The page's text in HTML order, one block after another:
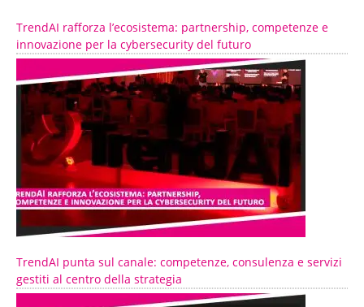
TrendAI rafforza l’ecosistema: partnership, competenze e
innovazione per la cybersecurity del futuro
TrendAI punta sul canale: competenze, consulenza e servizi
gestiti al centro della strategia